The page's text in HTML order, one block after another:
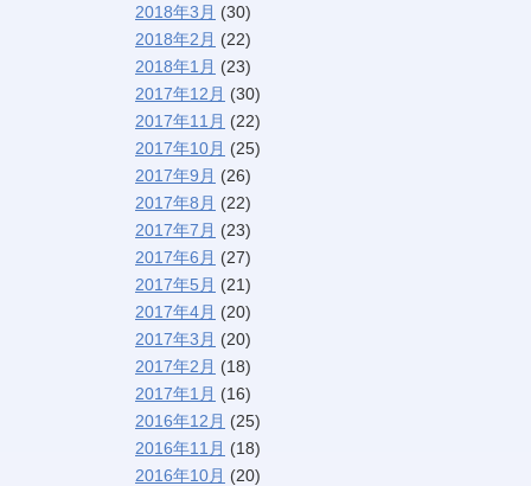
2018年3月 (30)
2018年2月 (22)
2018年1月 (23)
2017年12月 (30)
2017年11月 (22)
2017年10月 (25)
2017年9月 (26)
2017年8月 (22)
2017年7月 (23)
2017年6月 (27)
2017年5月 (21)
2017年4月 (20)
2017年3月 (20)
2017年2月 (18)
2017年1月 (16)
2016年12月 (25)
2016年11月 (18)
2016年10月 (20)